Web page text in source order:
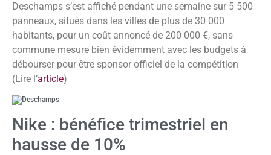
Deschamps s’est affiché pendant une semaine sur 5 500
panneaux, situés dans les villes de plus de 30 000
habitants, pour un coût annoncé de 200 000 €, sans
commune mesure bien évidemment avec les budgets à
débourser pour être sponsor officiel de la compétition
(Lire l’article)
Nike : bénéfice trimestriel en
hausse de 10%